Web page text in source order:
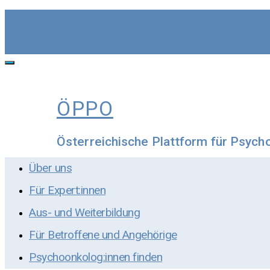
Toggle
ÖPPO
Österreichische Plattform für
Über uns
Für Expert:innen
Aus- und Weiterbildung
Für Betroffene und Angehörige
Psychoonkolog:innen finden